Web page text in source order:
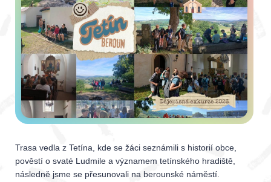
Trasa vedla z Tetína, kde se žáci seznámili s historií obce,
pověstí o svaté Ludmile a významem tetínského hradiště,
následně jsme se přesunovali na berounské náměstí.